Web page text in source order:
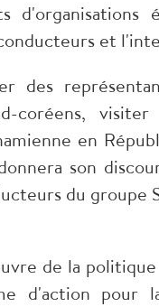
d'organisations
et
des
coréens,
en
son
du groupe
de la
d'action pour